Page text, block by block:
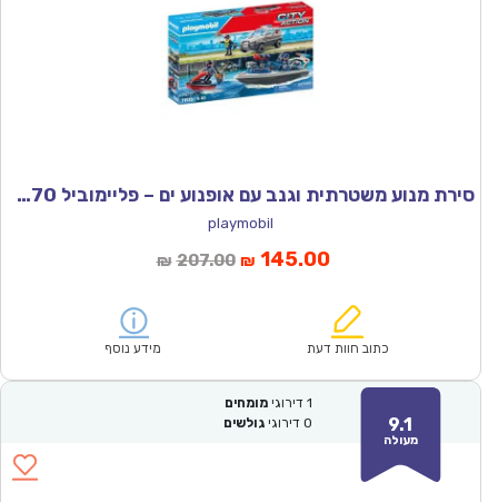
סירת מנוע משטרתית וגנב עם אופנוע ים – פליימוביל 71570
playmobil
₪ 207.00המחיר
₪207.00.
₪ 145.00המחיר
הוא:
כתוב חוות דעת מידע נוסף
9.1
מעולה
1 דירוגי מומחים
0 דירוגי גולשים